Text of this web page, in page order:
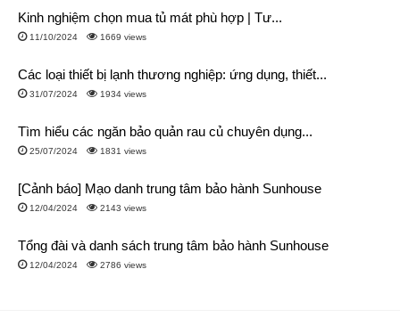
Đặc điểm
Thiết kế với 2 tone màu chủ đạo là đen và xám, mang
Đáp ứng được nhu cầu của gia đình có khoảng 2 đến 3
thành viên.
Các model tủ lạnh 300L của Samsung đều được trang bị
công nghệ Inverter.
Một số model như: RT32K5932BU/SV,
RB30N4190BU/SV, RB27N4190BU/SV… có thêm tiện
Kinh nghiệm chọn mua tủ mát phù hợp | Tư...
11/10/2024 1669 views
Các loại thiết bị lạnh thương nghiệp: ứng dụng, thiết...
31/07/2024 1934 views
Tìm hiểu các ngăn bảo quản rau củ chuyên dụng...
25/07/2024 1831 views
[Cảnh báo] Mạo danh trung tâm bảo hành Sunhouse
12/04/2024 2143 views
Tổng đài và danh sách trung tâm bảo hành Sunhouse
12/04/2024 2786 views